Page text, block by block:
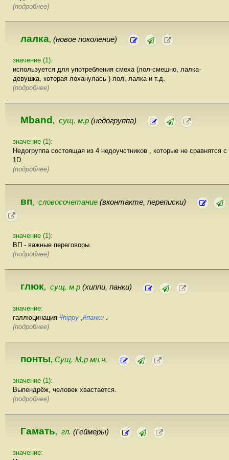
(подробнее)
лалка, (новое поколение)
значение (1):
используется для употребления смеха (лол-смешно, лалка-
девушка, которая лоханулась ) лол, лалка и т.д.
(подробнее)
Mband , сущ. м.р (недогруппа)
значение (1):
Недогруппа состоящая из 4 недоучстников , которые не сравнятся с
1D.
(подробнее)
вп, словосочетание (вконтакте, переписки)
значение (1):
ВП - важные переговоры.
(подробнее)
глюк, сущ. м р (хиппи, панки)
значение:
галлюцинация #hippy #панки
(подробнее)
понты, Сущ. М.р мн.ч.
значение (1):
Выпендрёж, человек хвастается.
(подробнее)
Гамать, гл. (Геймеры)
значение: